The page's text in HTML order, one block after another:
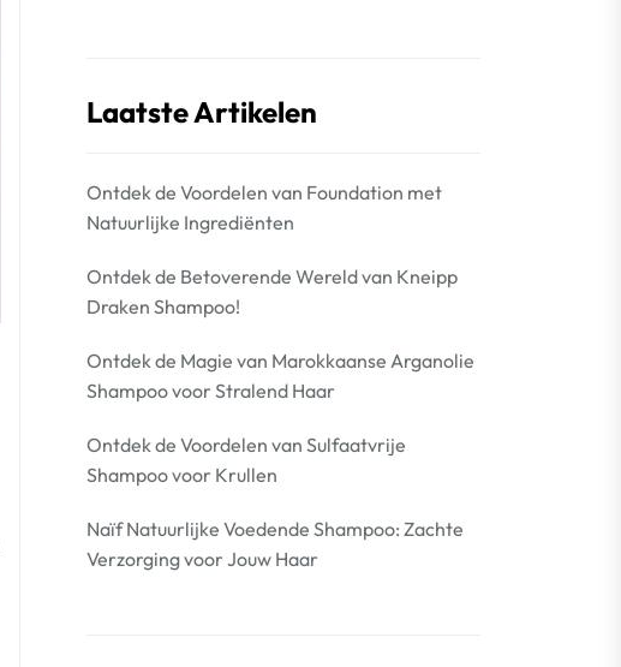
Laatste Artikelen
Ontdek de Voordelen van Foundation met
Natuurlijke Ingrediënten
Ontdek de Betoverende Wereld van Kneipp
Draken Shampoo!
Ontdek de Magie van Marokkaanse Arganolie
Shampoo voor Stralend Haar
Ontdek de Voordelen van Sulfaatvrije
Shampoo voor Krullen
Naïf Natuurlijke Voedende Shampoo: Zachte
Verzorging voor Jouw Haar